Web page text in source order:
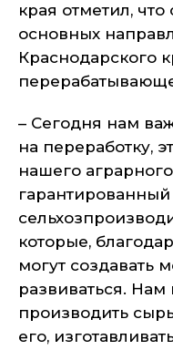
края отметил,
основных
Краснодарского
– Сегодня нам
на переработку,
нашего
которые,
могут создавать
развиваться.
производить
его,